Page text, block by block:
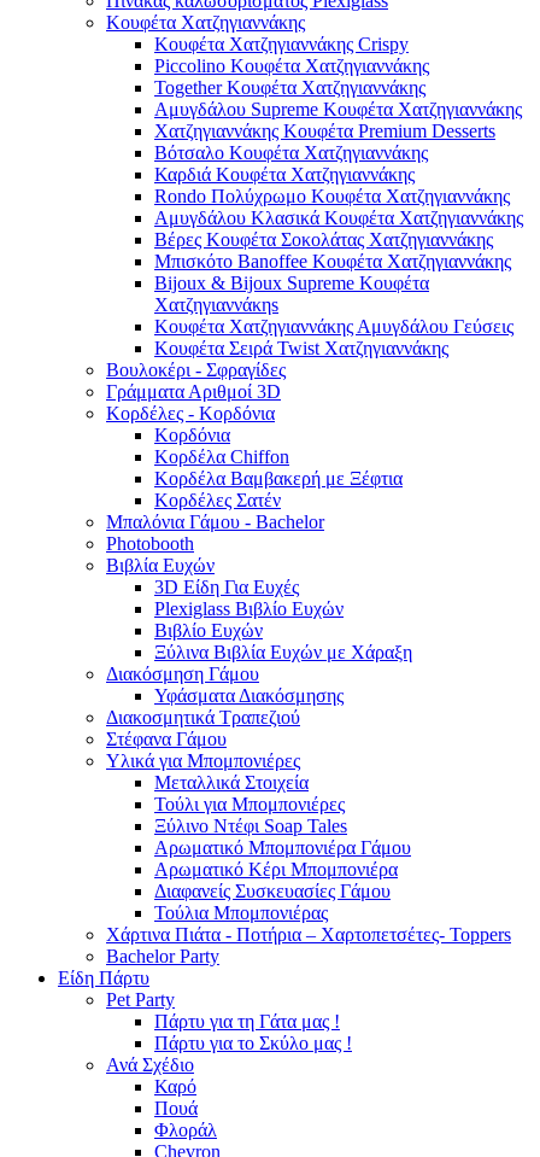
Κουφέτα Χατζηγιαννάκης
Κουφέτα Χατζηγιαννάκης Crispy
Piccolino Κουφέτα Χατζηγιαννάκης
Together Κουφέτα Χατζηγιαννάκης
Αμυγδάλου Supreme Κουφέτα Χατζηγιαννάκης
Χατζηγιαννάκης Κουφέτα Premium Desserts
Βότσαλο Κουφέτα Χατζηγιαννάκης
Καρδιά Κουφέτα Χατζηγιαννάκης
Rondo Πολύχρωμο Κουφέτα Χατζηγιαννάκης
Αμυγδάλου Κλασικά Κουφέτα Χατζηγιαννάκης
Βέρες Κουφέτα Σοκολάτας Χατζηγιαννάκης
Μπισκότο Banoffee Κουφέτα Χατζηγιαννάκης
Bijoux & Bijoux Supreme Κουφέτα
Χατζηγιαννάκηs
Κουφέτα Χατζηγιαννάκης Αμυγδάλου Γεύσεις
Κουφέτα Σειρά Twist Χατζηγιαννάκης
Βουλοκέρι - Σφραγίδες
Γράμματα Αριθμοί 3D
Κορδέλες - Κορδόνια
Κορδόνια
Κορδέλα Chiffon
Κορδέλα Βαμβακερή με Ξέφτια
Κορδέλες Σατέν
Μπαλόνια Γάμου - Bachelor
Photobooth
Βιβλία Ευχών
3D Είδη Για Ευχές
Plexiglass Βιβλίο Ευχών
Βιβλίο Ευχών
Ξύλινα Βιβλία Ευχών με Χάραξη
Διακόσμηση Γάμου
Υφάσματα Διακόσμησης
Διακοσμητικά Τραπεζιού
Στέφανα Γάμου
Υλικά για Μπομπονιέρες
Μεταλλικά Στοιχεία
Τούλι για Μπομπονιέρες
Ξύλινο Ντέφι Soap Tales
Αρωματικό Μπομπονιέρα Γάμου
Αρωματικό Κέρι Μπομπονιέρα
Διαφανείς Συσκευασίες Γάμου
Τούλια Μπομπονιέρας
Χάρτινα Πιάτα - Ποτήρια – Χαρτοπετσέτες- Toppers
Bachelor Party
Είδη Πάρτυ
Pet Party
Πάρτυ για τη Γάτα μας !
Πάρτυ για το Σκύλο μας !
Ανά Σχέδιο
Καρό
Πουά
Φλοράλ
Chevron